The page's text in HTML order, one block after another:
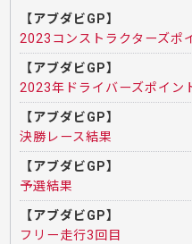
【アブダビGP】
2023コンストラクターズポ
【アブダビGP】
2023年ドライバーズポイン
【アブダビGP】
決勝レース結果
【アブダビGP】
予選結果
【アブダビGP】
フリー走行3回目